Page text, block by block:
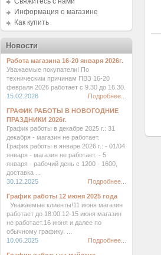
Информация о магазине
Как купить
Новости
Работа магазина 16-20 января 2026г.
Уважаемые покупатели! По
техническим причинам ПВЗ 16-20
февраля 2026 работает с 9.30 до 16.30.
15.02.2026
Подробнее...
ГРАФИК РАБОТЫ В НОВОГОДНИЕ
ПРАЗДНИКИ 2026г.
График работы в декабре 2025 г.: 31
декабря - магазин не работает.
График работы в январе 2026 г.: - 01/04
января - магазин не работает. - 5
января - рабочий день с 1200 - 1600,
доставка ...
30.12.2025
Подробнее...
График работы 12 июня 2025 года
Уважаемые клиенты!11 июня магазин
работает до 18:00.12-15 июня магазин
не работает.16 июня и далее по
обычному графику. ...
10.06.2025
Подробнее...